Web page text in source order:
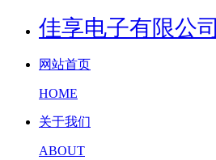
佳享电子有限公司
网站首页
HOME
关于我们
ABOUT